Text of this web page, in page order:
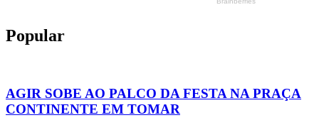
Popular
AGIR SOBE AO PALCO DA FESTA NA PRAÇA
CONTINENTE EM TOMAR